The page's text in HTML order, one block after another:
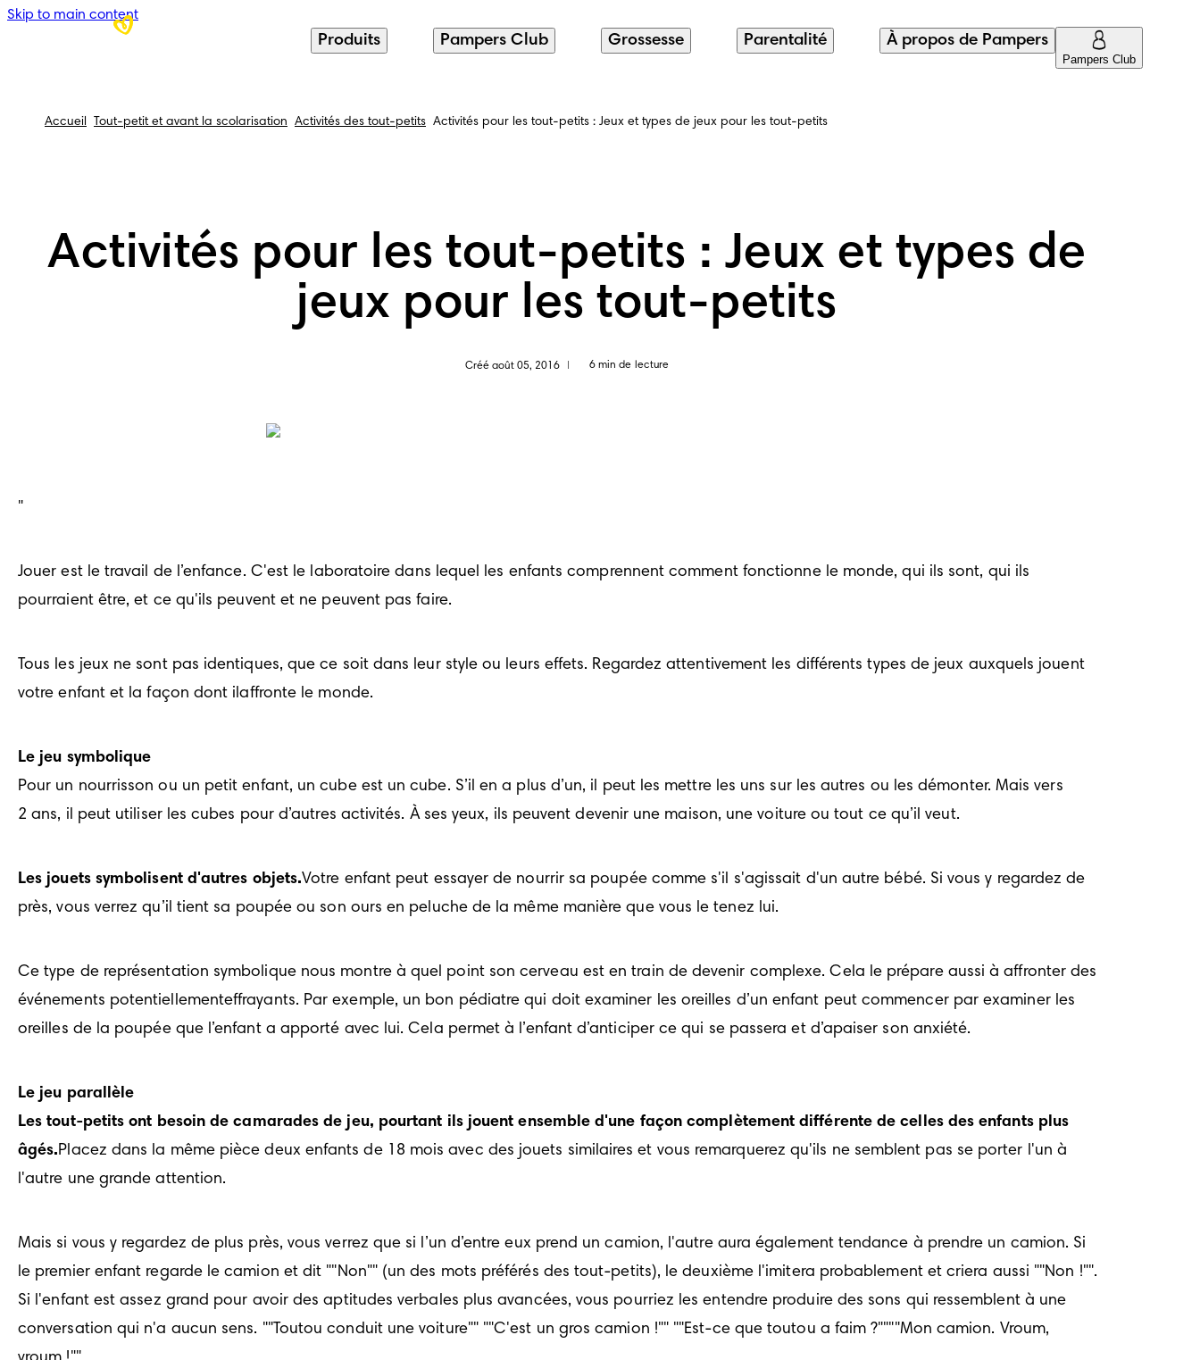
Skip to main content
Produits Pampers Club Grossesse Parentalité À propos de Pampers
Pampers Club
Accueil Tout-petit et avant la scolarisation Activités des tout-petits Activités pour les tout-petits : Jeux et types de jeux pour les tout-petits
Activités pour les tout-petits : Jeux et types de
jeux pour les tout-petits
Créé août 05, 2016 6 min de lecture
"
Jouer est le travail de l’enfance. C'est le laboratoire dans lequel les enfants comprennent comment fonctionne le monde, qui ils sont, qui ils
pourraient être, et ce qu'ils peuvent et ne peuvent pas faire.
Tous les jeux ne sont pas identiques, que ce soit dans leur style ou leurs effets. Regardez attentivement les différents types de jeux auxquels jouent
votre enfant et la façon dont ilaffronte le monde.
Le jeu symbolique
Pour un nourrisson ou un petit enfant, un cube est un cube. S’il en a plus d’un, il peut les mettre les uns sur les autres ou les démonter. Mais vers
2 ans, il peut utiliser les cubes pour d’autres activités. À ses yeux, ils peuvent devenir une maison, une voiture ou tout ce qu’il veut.
Les jouets symbolisent d'autres objets.Votre enfant peut essayer de nourrir sa poupée comme s'il s'agissait d'un autre bébé. Si vous y regardez de
près, vous verrez qu’il tient sa poupée ou son ours en peluche de la même manière que vous le tenez lui.
Ce type de représentation symbolique nous montre à quel point son cerveau est en train de devenir complexe. Cela le prépare aussi à affronter des
événements potentiellementeffrayants. Par exemple, un bon pédiatre qui doit examiner les oreilles d’un enfant peut commencer par examiner les
oreilles de la poupée que l’enfant a apporté avec lui. Cela permet à l’enfant d’anticiper ce qui se passera et d’apaiser son anxiété.
Le jeu parallèle
Les tout-petits ont besoin de camarades de jeu, pourtant ils jouent ensemble d'une façon complètement différente de celles des enfants plus
âgés.Placez dans la même pièce deux enfants de 18 mois avec des jouets similaires et vous remarquerez qu'ils ne semblent pas se porter l'un à
l'autre une grande attention.
Mais si vous y regardez de plus près, vous verrez que si l’un d’entre eux prend un camion, l'autre aura également tendance à prendre un camion. Si
le premier enfant regarde le camion et dit ""Non"" (un des mots préférés des tout-petits), le deuxième l'imitera probablement et criera aussi ""Non !"".
Si l'enfant est assez grand pour avoir des aptitudes verbales plus avancées, vous pourriez les entendre produire des sons qui ressemblent à une
conversation qui n'a aucun sens. ""Toutou conduit une voiture"" ""C'est un gros camion !"" ""Est-ce que toutou a faim ?""""Mon camion. Vroum,